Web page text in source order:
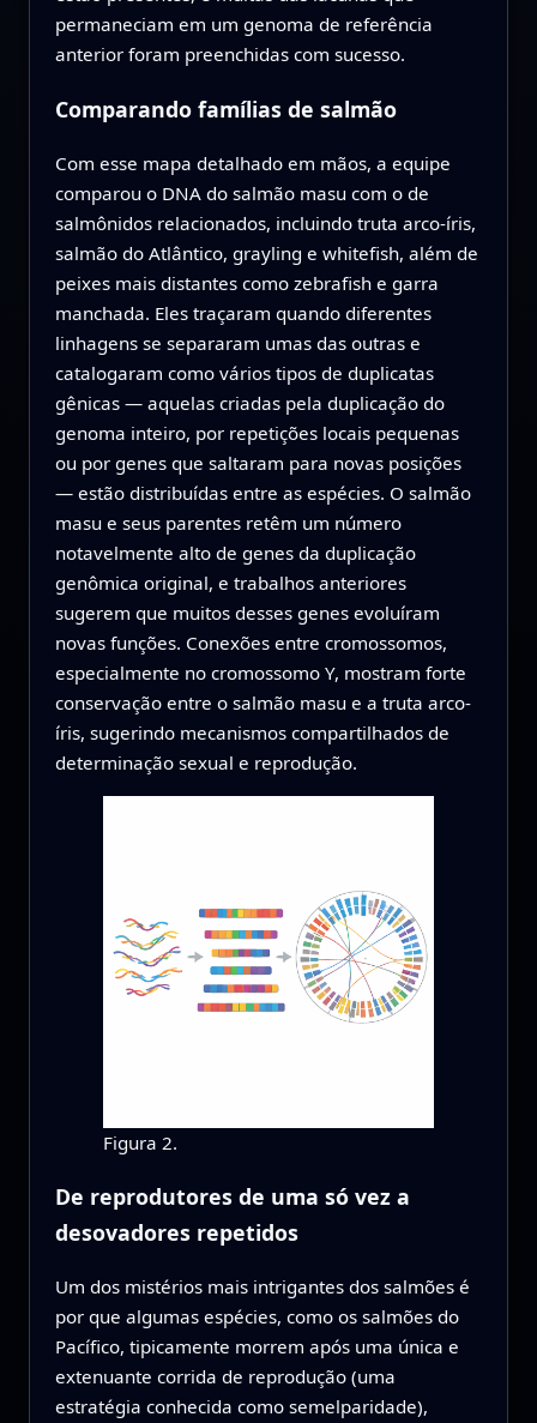
permaneciam em um genoma de referência
anterior foram preenchidas com sucesso.
Comparando famílias de salmão
Com esse mapa detalhado em mãos, a equipe
comparou o DNA do salmão masu com o de
salmônidos relacionados, incluindo truta arco-íris,
salmão do Atlântico, grayling e whitefish, além de
peixes mais distantes como zebrafish e garra
manchada. Eles traçaram quando diferentes
linhagens se separaram umas das outras e
catalogaram como vários tipos de duplicatas
gênicas — aquelas criadas pela duplicação do
genoma inteiro, por repetições locais pequenas
ou por genes que saltaram para novas posições
— estão distribuídas entre as espécies. O salmão
masu e seus parentes retêm um número
notavelmente alto de genes da duplicação
genômica original, e trabalhos anteriores
sugerem que muitos desses genes evoluíram
novas funções. Conexões entre cromossomos,
especialmente no cromossomo Y, mostram forte
conservação entre o salmão masu e a truta arco-
íris, sugerindo mecanismos compartilhados de
determinação sexual e reprodução.
Figura 2.
De reprodutores de uma só vez a
desovadores repetidos
Um dos mistérios mais intrigantes dos salmões é
por que algumas espécies, como os salmões do
Pacífico, tipicamente morrem após uma única e
extenuante corrida de reprodução (uma
estratégia conhecida como semelparidade),